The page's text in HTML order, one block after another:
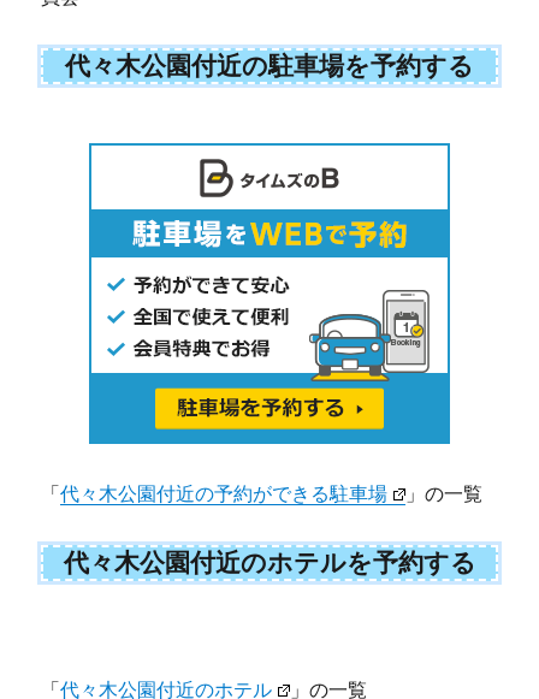
代々木公園付近の駐車場を予約する
「代々木公園付近の予約ができる駐車場 」の一覧
代々木公園付近のホテルを予約する
「代々木公園付近のホテル 」の一覧